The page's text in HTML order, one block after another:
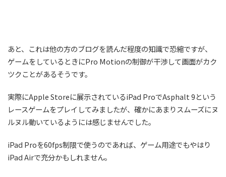
あと、これは他の方のブログを読んだ程度の知識で恐縮ですが、
ゲームをしているときにPro Motionの制御が干渉して画面がカク
ツクことがあるそうです。
実際にApple Storeに展示されているiPad ProでAsphalt 9という
レースゲームをプレイしてみましたが、確かにあまりスムーズにヌ
ルヌル動いているようには感じませんでした。
iPad Proを60fps制限で使うのであれば、ゲーム用途でもやはり
iPad Airで充分かもしれません。